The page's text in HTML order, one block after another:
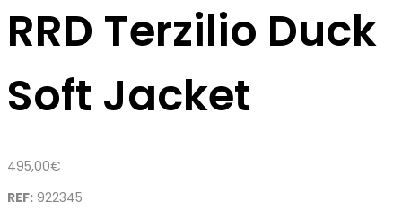
RRD Terzilio Duck
Soft Jacket
495,00€
REF: 922345